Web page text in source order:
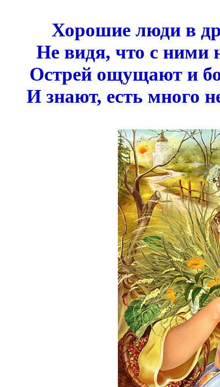
Хорошие люди в
Не видя, что с ними
Острей ощущают и
И знают, есть много